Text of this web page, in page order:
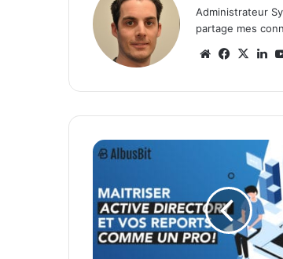
Administrateur
partage mes
WebsiteX
Maîtriser
Active
et
vos
reports
comme